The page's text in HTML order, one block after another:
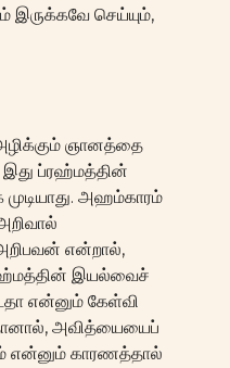
இருக்கவே செய்யும்,
ஞானத்தை
இது ப்ரஹ்மத்தின்
அஹம்காரம்
என்றால்,
இயல்வைச்
என்னும் கேள்வி
அவித்யையைப்
என்னும் காரணத்தால்